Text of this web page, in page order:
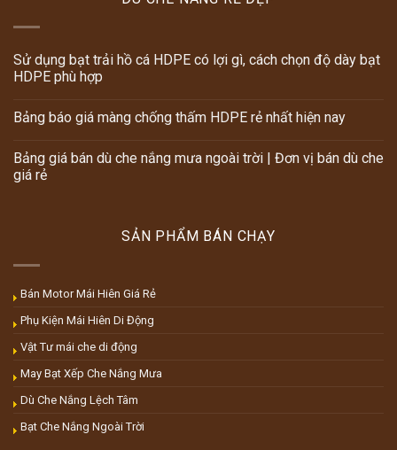
Sử dụng bạt trải hồ cá HDPE có lợi gì, cách chọn độ dày bạt
HDPE phù hợp
Bảng báo giá màng chống thấm HDPE rẻ nhất hiện nay
Bảng giá bán dù che nắng mưa ngoài trời | Đơn vị bán dù che
giá rẻ
SẢN PHẨM BÁN CHẠY
Bán Motor Mái Hiên Giá Rẻ
Phụ Kiện Mái Hiên Di Động
Vật Tư mái che di động
May Bạt Xếp Che Nắng Mưa
Dù Che Nắng Lệch Tâm
Bạt Che Nắng Ngoài Trời